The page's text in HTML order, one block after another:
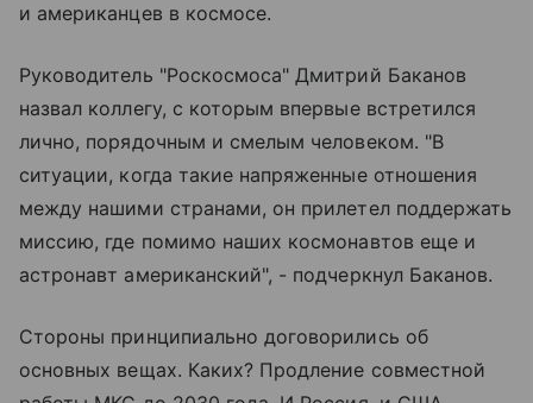
и американцев в космосе.
Руководитель "Роскосмоса" Дмитрий Баканов
назвал коллегу, с которым впервые встретился
лично, порядочным и смелым человеком. "В
ситуации, когда такие напряженные отношения
между нашими странами, он прилетел поддержать
миссию, где помимо наших космонавтов еще и
астронавт американский", - подчеркнул Баканов.
Стороны принципиально договорились об
основных вещах. Каких? Продление совместной